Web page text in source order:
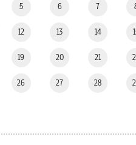
5 6 7
12 13 14
19 20 21
26 27 28